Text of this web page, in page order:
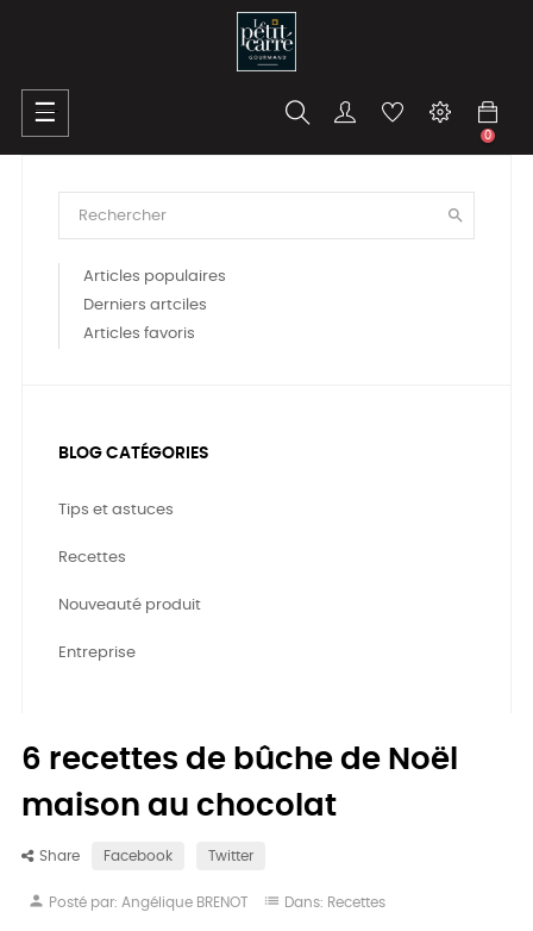
Basculer
la
☰
0

Articles populaires
Derniers artciles
Articles favoris
BLOG CATÉGORIES
Tips et astuces
Recettes
Nouveauté produit
Entreprise
6 recettes de bûche de Noël
maison au chocolat
Share Facebook Twitter
person Posté par: Angélique BRENOT list Dans: Recettes